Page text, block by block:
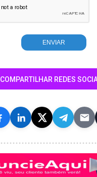
COMPARTILHAR REDES